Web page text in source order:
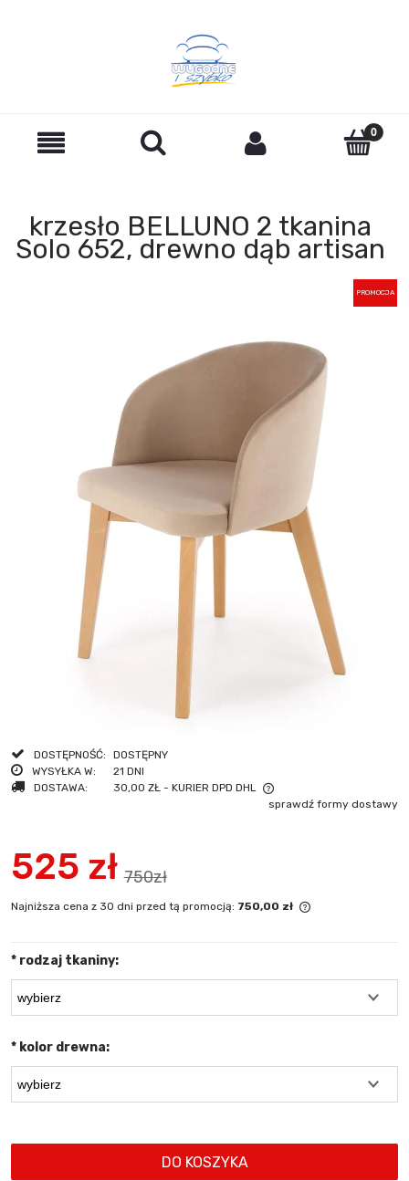
krzesło BELLUNO 2 tkanina
Solo 652, drewno dąb artisan
PROMOCJA
DOSTĘPNOŚĆ:
DOSTĘPNY
WYSYŁKA W:
21 DNI
DOSTAWA:
30,00 ZŁ - KURIER DPD DHL
CENA NIE ZAWIERA EWENTUALNYCH KOSZTÓW PŁATNOŚCI
sprawdź formy dostawy
525 zł 750zł
Najniższa cena z 30 dni przed tą promocją: 750,00 zł
się w sprzedaży.
* rodzaj tkaniny:
* kolor drewna:
DO KOSZYKA